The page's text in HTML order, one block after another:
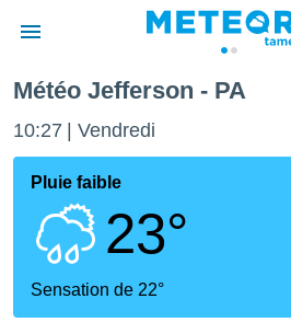
de
par
Météo Jefferson - PA
10:27 Vendredi
Pluie faible
23°
Sensation de 22°